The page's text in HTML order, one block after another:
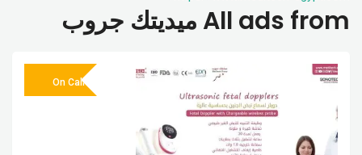
All ads from ميديتك جروب
On Call